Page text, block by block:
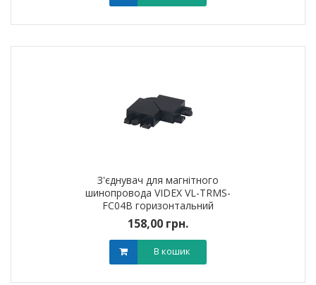
З'єднувач для магнітного
шинопровода VIDEX VL-TRMS-
FC04B горизонтальний
158,00 грн.
В кошик